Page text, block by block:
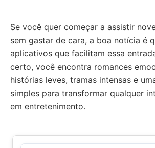
Se você quer começar a assistir
sem gastar de cara, a boa notícia é
aplicativos que facilitam essa
certo, você encontra romances
histórias leves, tramas intensas e
simples para transformar qualquer
em entretenimento.